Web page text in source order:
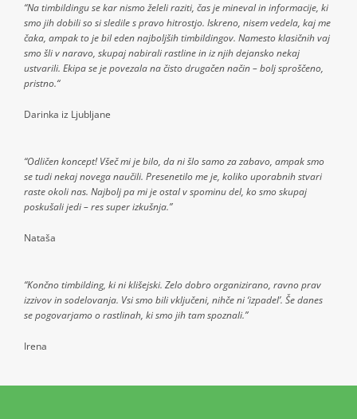
“Na timbildingu se kar nismo želeli raziti, čas je mineval in informacije, ki
smo jih dobili so si sledile s pravo hitrostjo. Iskreno, nisem vedela, kaj me
čaka, ampak to je bil eden najboljših timbildingov. Namesto klasičnih vaj
smo šli v naravo, skupaj nabirali rastline in iz njih dejansko nekaj
ustvarili. Ekipa se je povezala na čisto drugačen način – bolj sproščeno,
pristno.“
Darinka iz Ljubljane
“Odličen koncept! Všeč mi je bilo, da ni šlo samo za zabavo, ampak smo
se tudi nekaj novega naučili. Presenetilo me je, koliko uporabnih stvari
raste okoli nas. Najbolj pa mi je ostal v spominu del, ko smo skupaj
poskušali jedi – res super izkušnja.”
Nataša
“Končno timbilding, ki ni klišejski. Zelo dobro organizirano, ravno prav
izzivov in sodelovanja. Vsi smo bili vključeni, nihče ni ‘izpadel’. Še danes
se pogovarjamo o rastlinah, ki smo jih tam spoznali.”
Irena